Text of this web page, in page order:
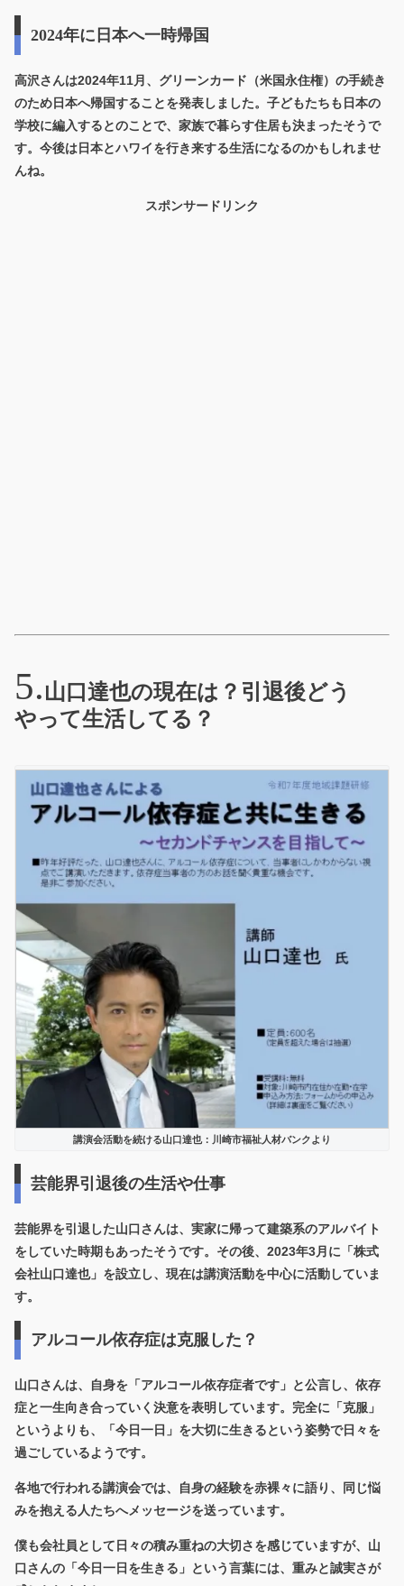
2024年に日本へ一時帰国
高沢さんは2024年11月、グリーンカード（米国永住権）の手続き
のため日本へ帰国することを発表しました。子どもたちも日本の
学校に編入するとのことで、家族で暮らす住居も決まったそうで
す。今後は日本とハワイを行き来する生活になるのかもしれませ
んね。
スポンサードリンク
山口達也の現在は？引退後どう
やって生活してる？
講演会活動を続ける山口達也：川崎市福祉人材バンクより
芸能界引退後の生活や仕事
芸能界を引退した山口さんは、実家に帰って建築系のアルバイト
をしていた時期もあったそうです。その後、2023年3月に「株式
会社山口達也」を設立し、現在は講演活動を中心に活動していま
す。
アルコール依存症は克服した？
山口さんは、自身を「アルコール依存症者です」と公言し、依存
症と一生向き合っていく決意を表明しています。完全に「克服」
というよりも、
「今日一日」を大切に生きるという姿勢で日々を
過ごしているようです。
各地で行われる講演会では、自身の経験を赤裸々に語り、同じ悩
みを抱える人たちへメッセージを送っています。
僕も会社員として日々の積み重ねの大切さを感じていますが、山
口さんの「今日一日を生きる」という言葉には、重みと誠実さが